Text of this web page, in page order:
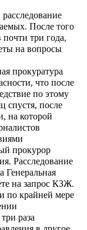
После того
три года,
на вопросы
прокуратура
что после
по этому
спустя, после
на которой
прокурор
Расследование
Генеральная
на запрос КЗЖ.
по крайней мере
раза